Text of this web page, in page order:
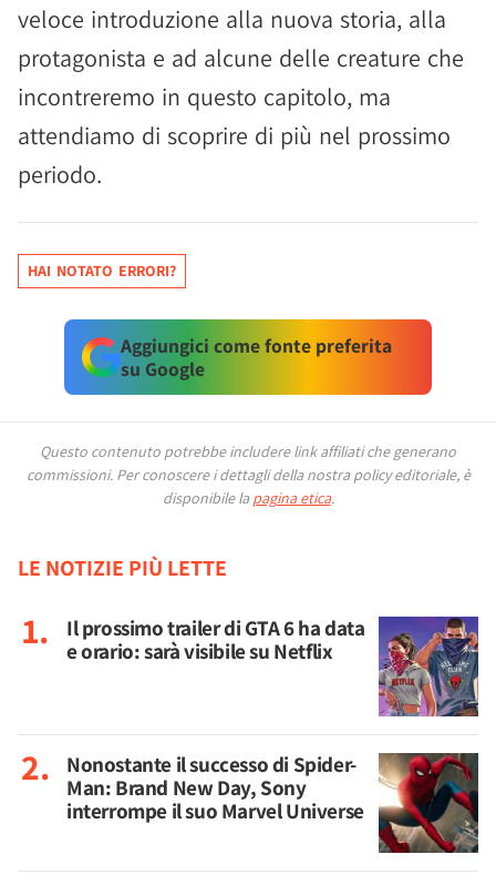
veloce introduzione alla nuova storia, alla
protagonista e ad alcune delle creature che
incontreremo in questo capitolo, ma
attendiamo di scoprire di più nel prossimo
periodo.
HAI NOTATO ERRORI?
Aggiungici come fonte preferita
su Google
Questo contenuto potrebbe includere link affiliati che generano
commissioni. Per conoscere i dettagli della nostra policy editoriale, è
disponibile la pagina etica.
LE NOTIZIE PIÙ LETTE
Il prossimo trailer di GTA 6 ha data
e orario: sarà visibile su Netflix
Nonostante il successo di Spider-
Man: Brand New Day, Sony
interrompe il suo Marvel Universe